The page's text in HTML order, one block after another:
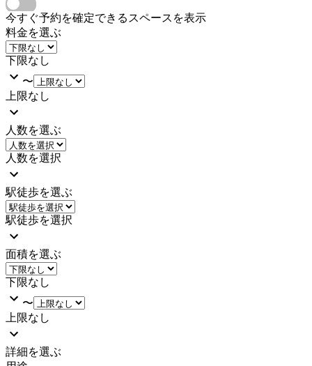
今すぐ予約を確定できるスペースを表示
料金を選ぶ
下限なし
〜
上限なし
人数を選ぶ
人数を選択
駅徒歩を選ぶ
駅徒歩を選択
面積を選ぶ
下限なし
〜
上限なし
詳細を選ぶ